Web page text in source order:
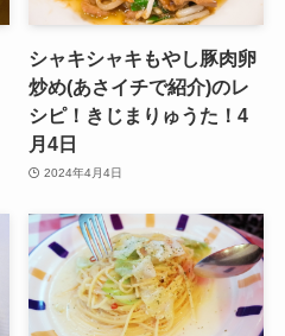
シャキシャキもやし豚肉卵
炒め(あさイチで紹介)のレ
シピ！きじまりゅうた！4
月4日
2024年4月4日